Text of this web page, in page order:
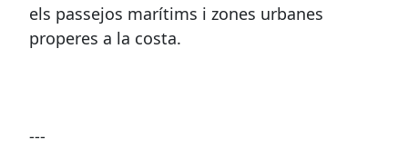
els passejos marítims i zones urbanes
properes a la costa.
---